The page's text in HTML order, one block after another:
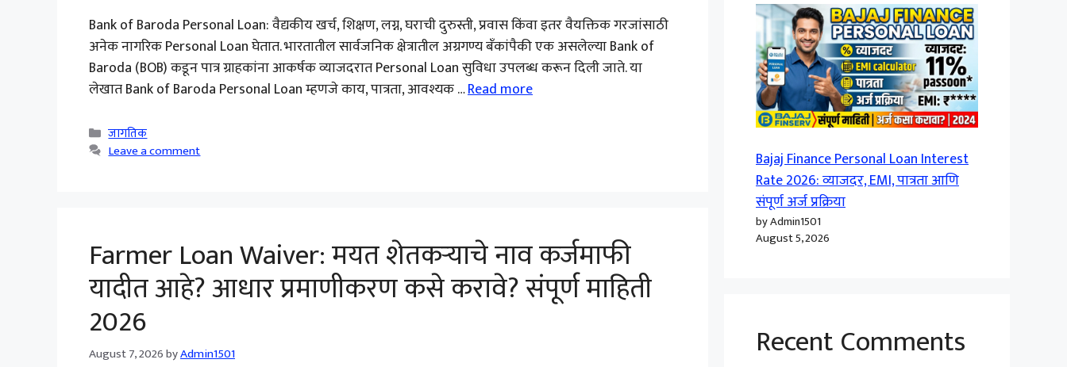
Bank of Baroda Personal Loan: वैद्यकीय खर्च, शिक्षण, लग्न, घराची दुरुस्ती, प्रवास किंवा इतर वैयक्तिक गरजांसाठी
अनेक नागरिक Personal Loan घेतात. भारतातील सार्वजनिक क्षेत्रातील अग्रगण्य बँकांपैकी एक असलेल्या Bank of
Baroda (BOB) कडून पात्र ग्राहकांना आकर्षक व्याजदरात Personal Loan सुविधा उपलब्ध करून दिली जाते. या
लेखात Bank of Baroda Personal Loan म्हणजे काय, पात्रता, आवश्यक …Read more
Categories
जागतिक
Leave a comment
Farmer Loan Waiver: मयत शेतकऱ्याचे नाव कर्जमाफी
यादीत आहे? आधार प्रमाणीकरण कसे करावे? संपूर्ण माहिती
2026
August 7, 2026byAdmin1501
Bajaj Finance Personal Loan Interest
Rate 2026: व्याजदर, EMI, पात्रता आणि
संपूर्ण अर्ज प्रक्रिया
by Admin1501
August 5, 2026
Recent Comments